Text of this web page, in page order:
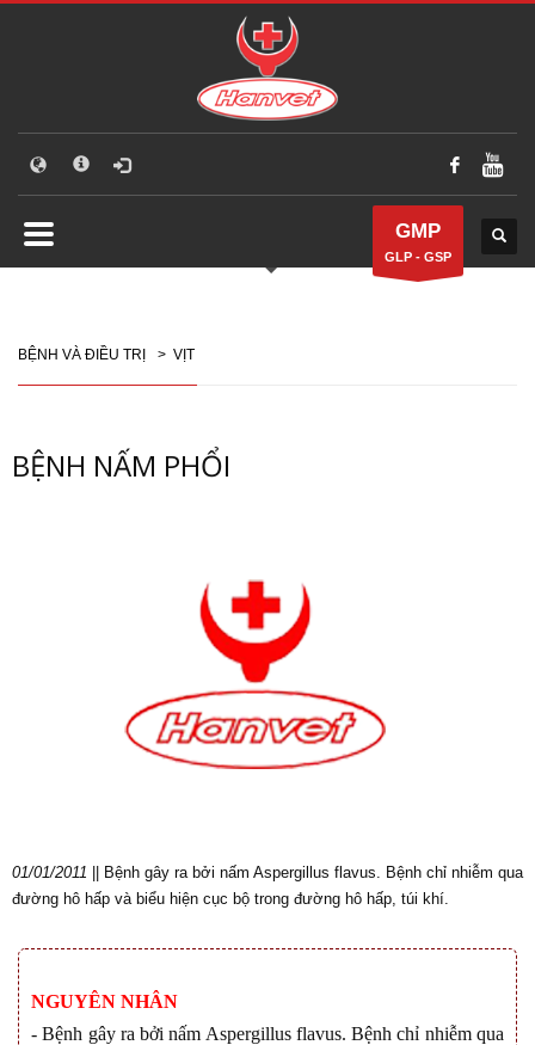
GMP
GLP - GSP
BỆNH VÀ ĐIỀU TRỊ > VỊT
BỆNH NẤM PHỔI
01/01/2011 || Bệnh gây ra bởi nấm Aspergillus flavus. Bệnh chỉ nhiễm qua
đường hô hấp và biểu hiện cục bộ trong đường hô hấp, túi khí.
NGUYÊN NHÂN
- Bệnh gây ra bởi nấm Aspergillus flavus. Bệnh chỉ nhiễm qua